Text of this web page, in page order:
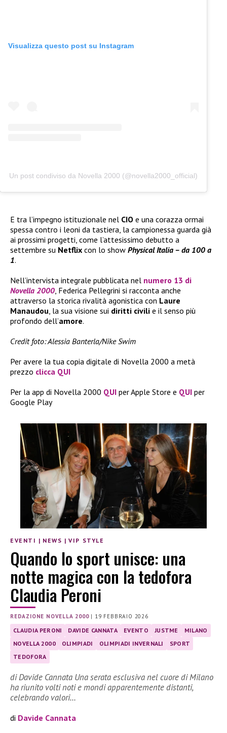
Visualizza questo post su Instagram
Un post condiviso da Novella 2000 (@novella2000_official)
E tra l’impegno istituzionale nel CIO e una corazza ormai
spessa contro i leoni da tastiera, la campionessa guarda già
ai prossimi progetti, come l’attesissimo debutto a
settembre su Netflix con lo show Physical Italia – da 100 a
1.
Nell’intervista integrale pubblicata nel numero 13 di
Novella 2000, Federica Pellegrini si racconta anche
attraverso la storica rivalità agonistica con Laure
Manaudou, la sua visione sui diritti civili e il senso più
profondo dell’amore.
Credit foto: Alessia Banterla/Nike Swim
Per avere la tua copia digitale di Novella 2000 a metà
prezzo clicca QUI
Per la app di Novella 2000 QUI per Apple Store e QUI per
Google Play
EVENTI | NEWS |VIP STYLE
Quando lo sport unisce: una
notte magica con la tedofora
Claudia Peroni
REDAZIONE NOVELLA 2000| 19 FEBBRAIO 2026
CLAUDIA PERONI DAVIDE CANNATA EVENTO JUSTME
MILANO
NOVELLA 2000
OLIMPIADI OLIMPIADI INVERNALI
SPORT
TEDOFORA
di Davide Cannata Una serata esclusiva nel cuore di Milano
ha riunito volti noti e mondi apparentemente distanti,
celebrando valori…
di Davide Cannata